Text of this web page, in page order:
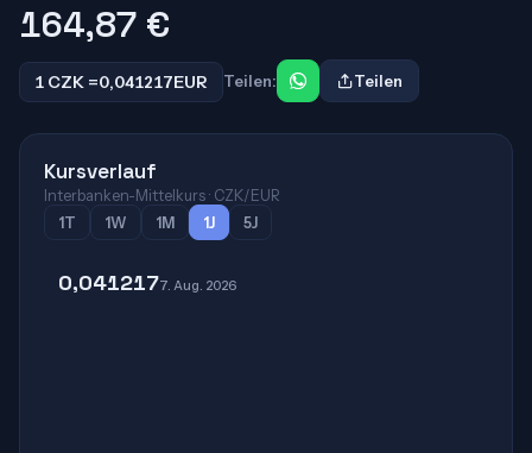
164,87 €
1 CZK =0,041217EUR Teilen: Teilen
Kursverlauf
Interbanken-Mittelkurs · CZK/EUR
1T
1W 1M 1J 5J
0,0412177. Aug. 2026